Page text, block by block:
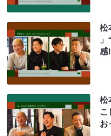
松
感
松
こ
お